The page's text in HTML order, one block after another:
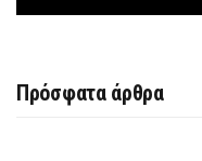
Πρόσφατα άρθρα